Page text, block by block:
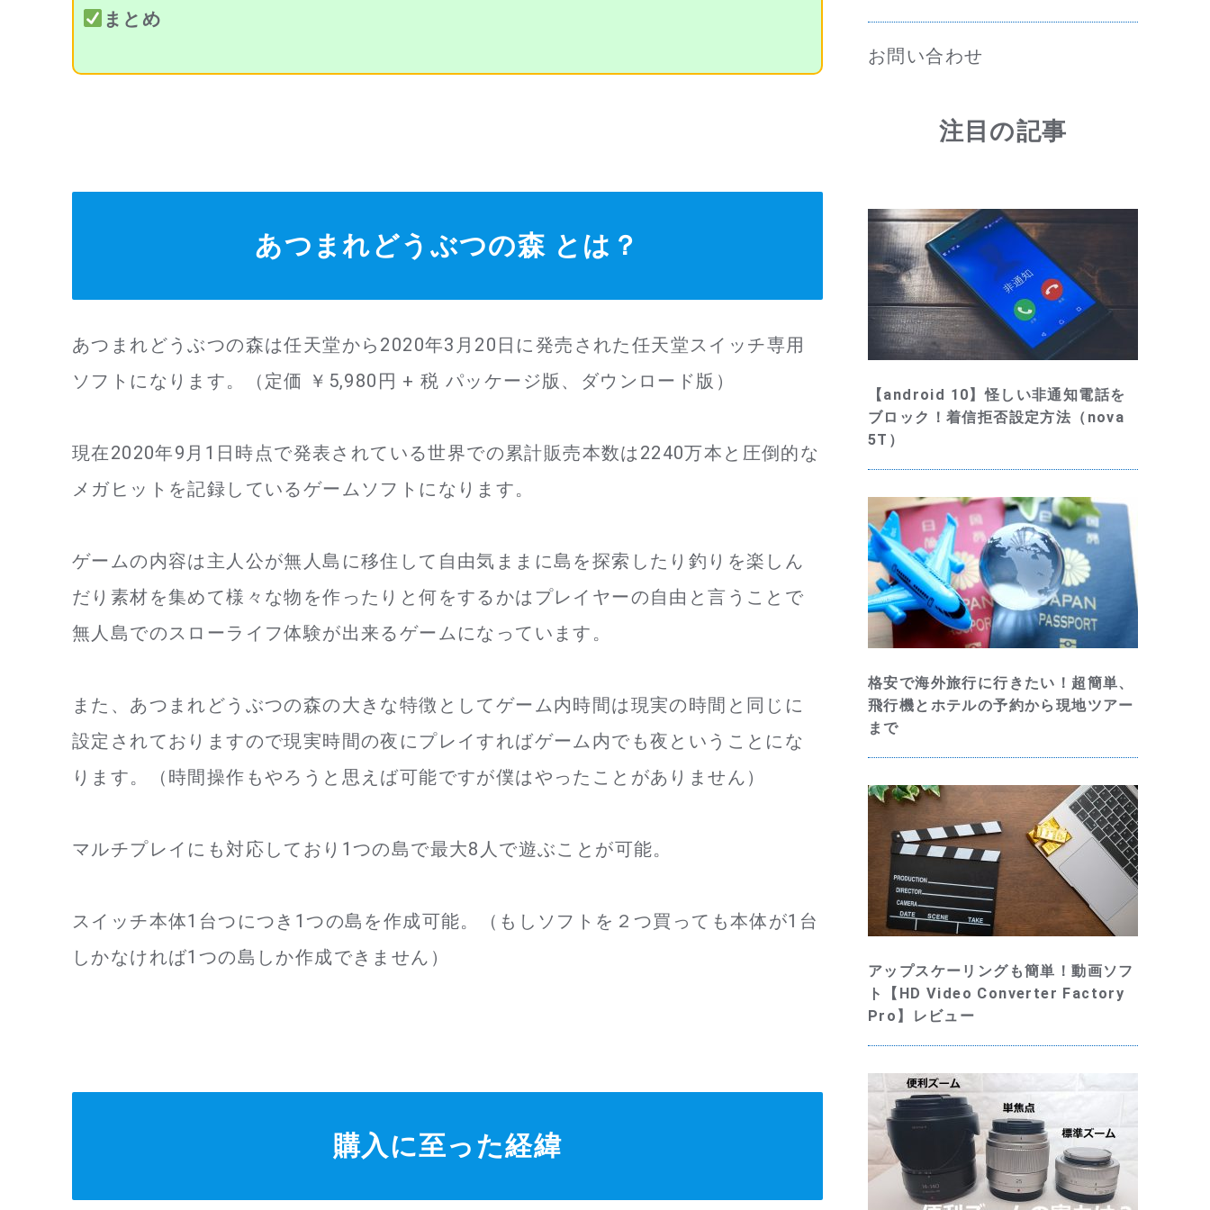
まとめ
あつまれどうぶつの森 とは？
あつまれどうぶつの森は任天堂から2020年3月20日に発売された任天堂スイッチ専用
ソフトになります。（定価 ￥5,980円 + 税 パッケージ版、ダウンロード版）
現在2020年9月1日時点で発表されている世界での累計販売本数は2240万本と圧倒的な
メガヒットを記録しているゲームソフトになります。
ゲームの内容は主人公が無人島に移住して自由気ままに島を探索したり釣りを楽しん
だり素材を集めて様々な物を作ったりと何をするかはプレイヤーの自由と言うことで
無人島でのスローライフ体験が出来るゲームになっています。
また、あつまれどうぶつの森の大きな特徴としてゲーム内時間は現実の時間と同じに
設定されておりますので現実時間の夜にプレイすればゲーム内でも夜ということにな
ります。（時間操作もやろうと思えば可能ですが僕はやったことがありません）
マルチプレイにも対応しており1つの島で最大8人で遊ぶことが可能。
スイッチ本体1台つにつき1つの島を作成可能。（もしソフトを２つ買っても本体が1台
しかなければ1つの島しか作成できません）
購入に至った経緯
お問い合わせ
注目の記事
【android 10】怪しい非通知電話を
ブロック！着信拒否設定方法（nova
5T）
格安で海外旅行に行きたい！超簡単、
飛行機とホテルの予約から現地ツアー
まで
アップスケーリングも簡単！動画ソフ
ト【HD Video Converter Factory
Pro】レビュー